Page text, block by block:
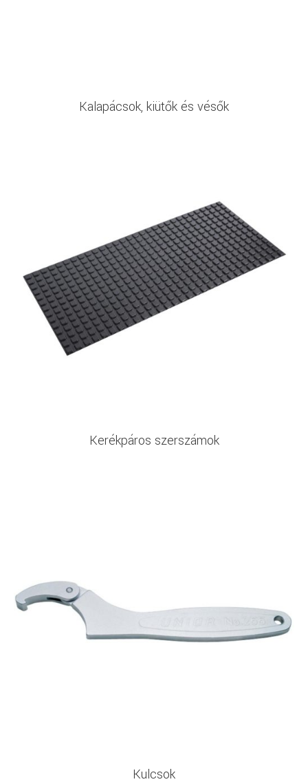
Kalapácsok, kiütők és vésők
Kerékpáros szerszámok
Kulcsok